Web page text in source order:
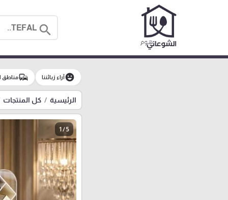
search
emoji_emotionsآراء زبائننا commuteمناطق
الرئيسية كل المنتجات
1 / 5